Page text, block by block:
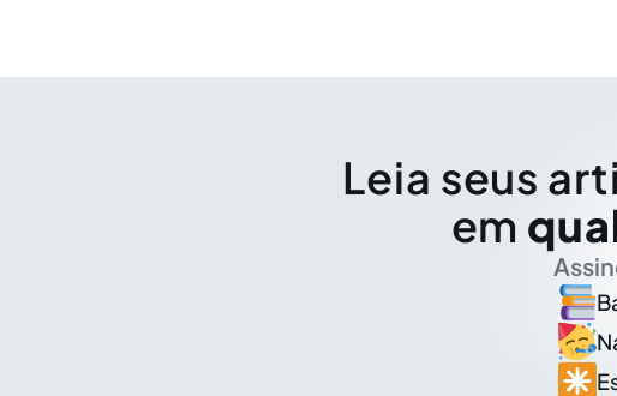
Leia seus
em